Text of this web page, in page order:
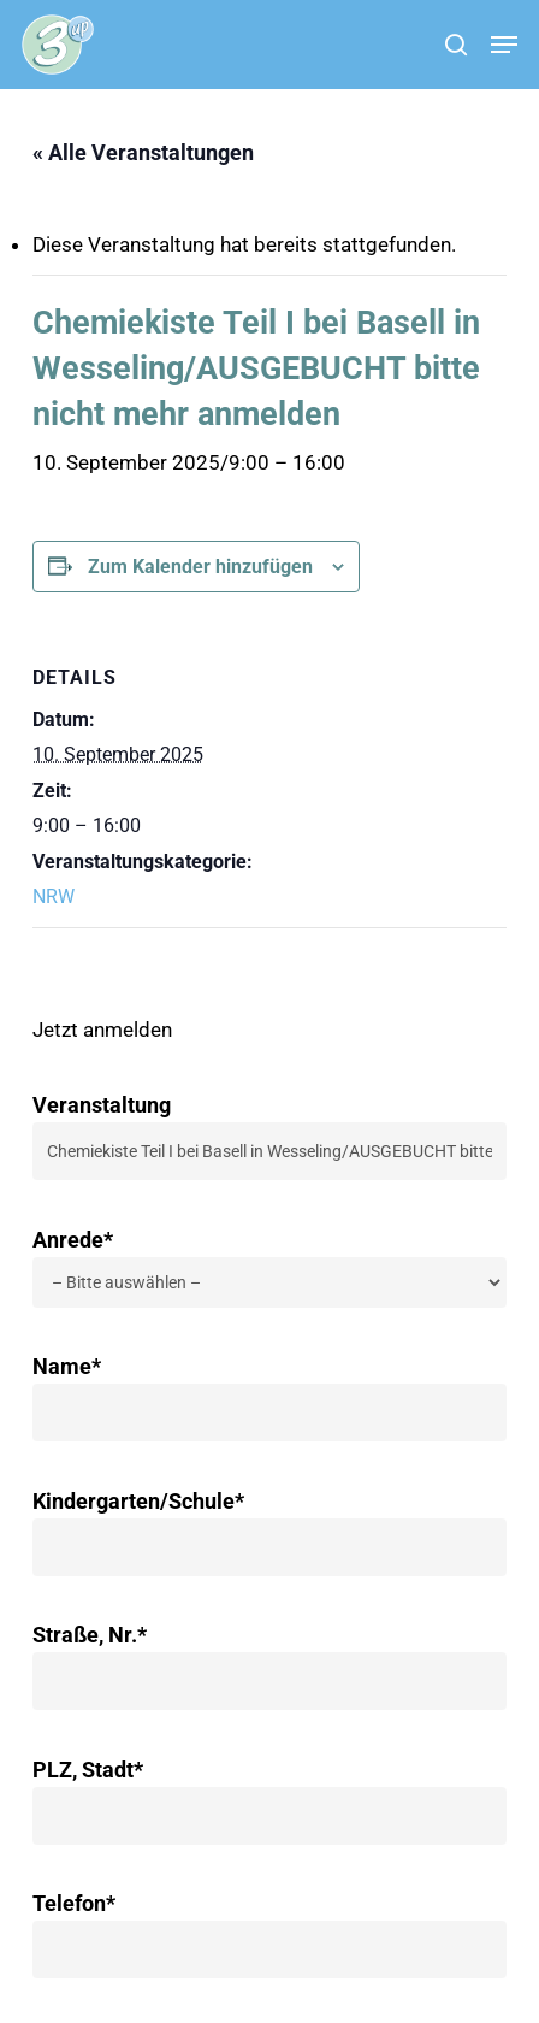
Skip
main
search
« Alle Veranstaltungen
Diese Veranstaltung hat bereits stattgefunden.
Chemiekiste Teil I bei Basell in
Wesseling/AUSGEBUCHT bitte
nicht mehr anmelden
10. September 2025/9:00 – 16:00
Zum Kalender hinzufügen
DETAILS
Datum:
10. September 2025
Zeit:
9:00 – 16:00
Veranstaltungskategorie:
NRW
Jetzt anmelden
Veranstaltung
Anrede*
Name*
Kindergarten/Schule*
Straße, Nr.*
PLZ, Stadt*
Telefon*